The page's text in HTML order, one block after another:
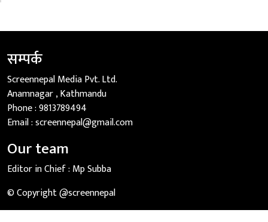
सम्पर्क
Screennepal Media Pvt. Ltd.
Anamnagar , Kathmandu
Phone :9813789494
Email :screennepal@gmail.com
Our team
Editor in Chief : Mp Subba
© Copyright @screennepal